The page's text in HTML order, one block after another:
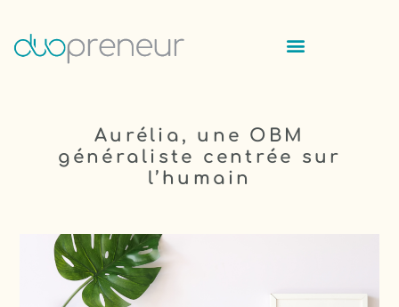
Aurélia, une OBM
généraliste centrée sur
l’humain